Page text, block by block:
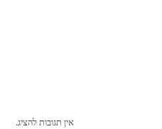
אין תגובות להציג.